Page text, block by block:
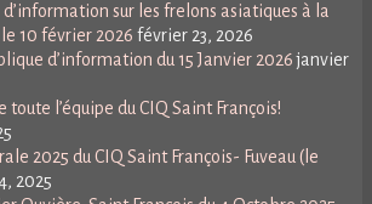
d’information sur les frelons asiatiques à la
10 février 2026 février 23, 2026
d’information du 15 Janvier 2026 janvier
l’équipe du CIQ Saint François!
2025 du CIQ Saint François- Fuveau (le
2025